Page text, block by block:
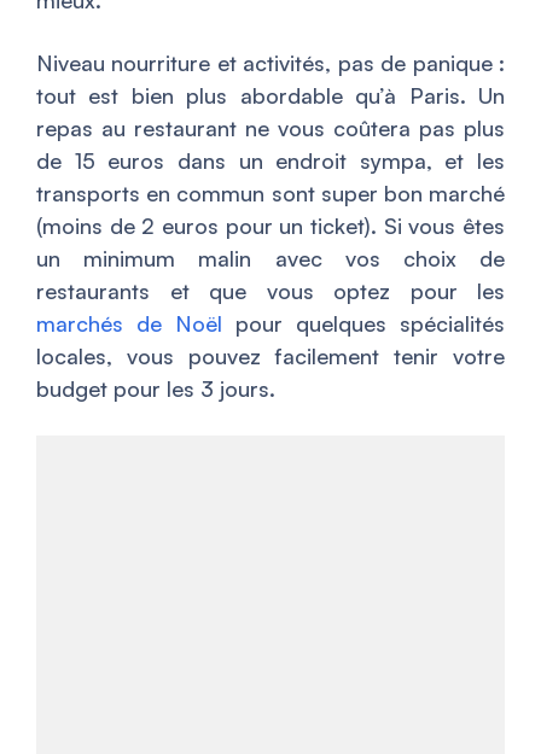
Niveau nourriture et activités, pas de panique :
tout est bien plus abordable qu’à Paris. Un
repas au restaurant ne vous coûtera pas plus
de 15 euros dans un endroit sympa, et les
transports en commun sont super bon marché
(moins de 2 euros pour un ticket). Si vous êtes
un minimum malin avec vos choix de
restaurants et que vous optez pour les
marchés de Noël pour quelques spécialités
locales, vous pouvez facilement tenir votre
budget pour les 3 jours.